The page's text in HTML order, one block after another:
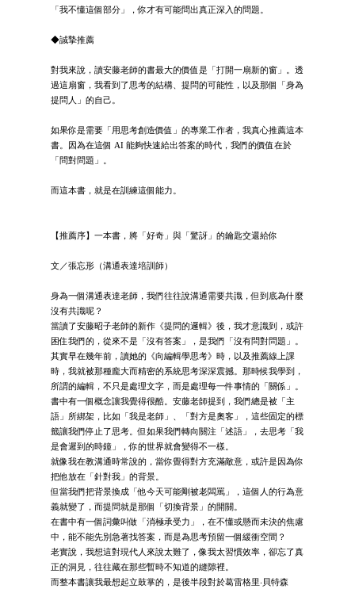
「我不懂這個部分」，你才有可能問出真正深入的問題。
◆誠摯推薦
對我來說，讀安藤老師的書最大的價值是「打開一扇新的窗」。透
過這扇窗，我看到了思考的結構、提問的可能性，以及那個「身為
提問人」的自己。
如果你是需要「用思考創造價值」的專業工作者，我真心推薦這本
書。因為在這個 AI 能夠快速給出答案的時代，我們的價值在於
「問對問題」。
而這本書，就是在訓練這個能力。
【推薦序】一本書，將「好奇」與「驚訝」的鑰匙交還給你
文／張忘形（溝通表達培訓師）
身為一個溝通表達老師，我們往往說溝通需要共識，但到底為什麼
沒有共識呢？
當讀了安藤昭子老師的新作《提問的邏輯》後，我才意識到，或許
困住我們的，從來不是「沒有答案」，是我們「沒有問對問題」。
其實早在幾年前，讀她的《向編輯學思考》時，以及推薦線上課
時，我就被那種龐大而精密的系統思考深深震撼。那時候我學到，
所謂的編輯，不只是處理文字，而是處理每一件事情的「關係」。
書中有一個概念讓我覺得很酷。安藤老師提到，我們總是被「主
語」所綁架，比如「我是老師」、「對方是奧客」，這些固定的標
籤讓我們停止了思考。但如果我們轉向關注「述語」，去思考「我
是會遲到的時鐘」，你的世界就會變得不一樣。
就像我在教溝通時常說的，當你覺得對方充滿敵意，或許是因為你
把他放在「針對我」的背景。
但當我們把背景換成「他今天可能剛被老闆罵」，這個人的行為意
義就變了，而提問就是那個「切換背景」的開關。
在書中有一個詞彙叫做「消極承受力」，在不懂或懸而未決的焦慮
中，能不能先別急著找答案，而是為思考預留一個緩衝空間？
老實說，我想這對現代人來說太難了，像我太習慣效率，卻忘了真
正的洞見，往往藏在那些暫時不知道的縫隙裡。
而整本書讓我最想起立鼓掌的，是後半段對於葛雷格里‧貝特森